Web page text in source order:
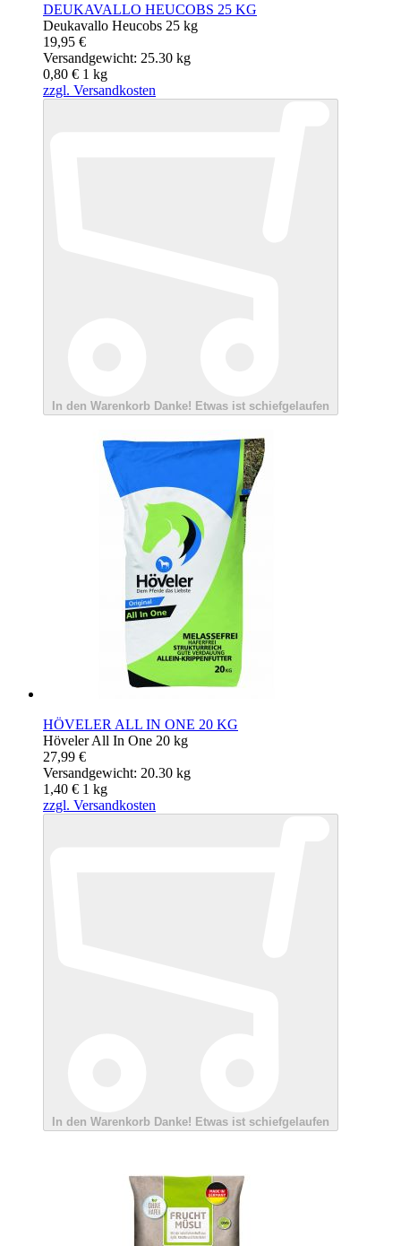
DEUKAVALLO HEUCOBS 25 KG
Deukavallo Heucobs 25 kg
19,95 €
Versandgewicht: 25.30 kg
0,80 € 1 kg
zzgl. Versandkosten
In den Warenkorb Danke! Etwas ist schiefgelaufen
HÖVELER ALL IN ONE 20 KG
Höveler All In One 20 kg
27,99 €
Versandgewicht: 20.30 kg
1,40 € 1 kg
zzgl. Versandkosten
In den Warenkorb Danke! Etwas ist schiefgelaufen